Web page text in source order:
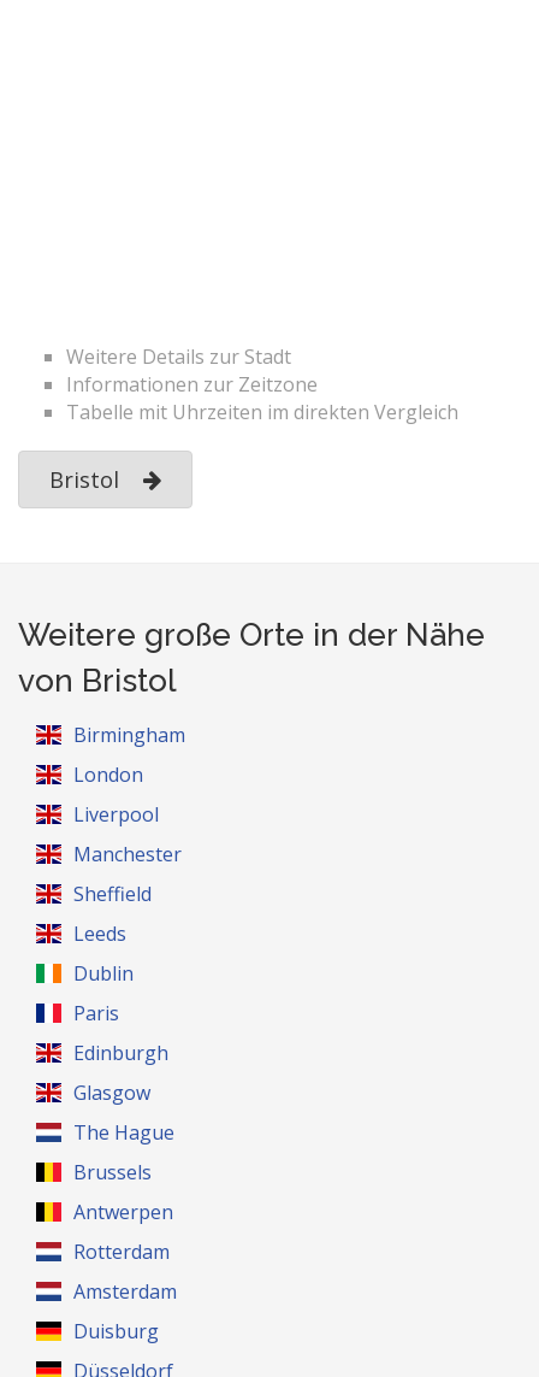
Weitere Details zur Stadt
Informationen zur Zeitzone
Tabelle mit Uhrzeiten im direkten Vergleich
Bristol
Weitere große Orte in der Nähe
von Bristol
Birmingham
London
Liverpool
Manchester
Sheffield
Leeds
Dublin
Paris
Edinburgh
Glasgow
The Hague
Brussels
Antwerpen
Rotterdam
Amsterdam
Duisburg
Düsseldorf